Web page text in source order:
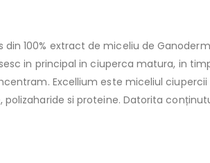
din 100% extract de miceliu de
in principal in ciuperca matura, in
Excellium este miceliul
si proteine. Datorita